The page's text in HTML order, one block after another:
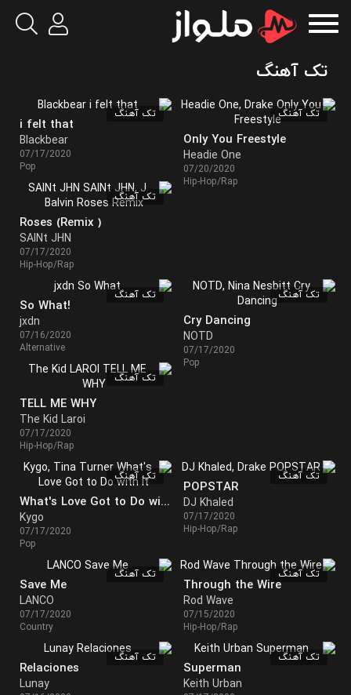
تک آهنگ
تک آهنگ
Only You Freestyle
Headie One
07/20/2020
Hip-Hop/Rap
تک آهنگ
i felt that
Blackbear
07/17/2020
Pop
تک آهنگ
Roses (Remix )
SAINt JHN
07/17/2020
Hip-Hop/Rap
تک آهنگ
Cry Dancing
NOTD
07/17/2020
Pop
تک آهنگ
So What!
jxdn
07/16/2020
Alternative
تک آهنگ
TELL ME WHY
The Kid Laroi
07/17/2020
Hip-Hop/Rap
تک آهنگ
POPSTAR
DJ Khaled
07/17/2020
Hip-Hop/Rap
تک آهنگ
What's Love Got to Do with It
Kygo
07/17/2020
Pop
تک آهنگ
Through the Wire
Rod Wave
07/15/2020
Hip-Hop/Rap
تک آهنگ
Save Me
LANCO
07/17/2020
Country
تک آهنگ
Superman
Keith Urban
تک آهنگ
Relaciones
Lunay